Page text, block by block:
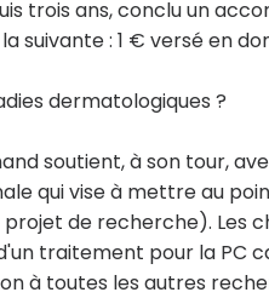
trois ans, conclu un
suivante : 1 € versé en
dermatologiques ?
soutient, à son tour,
qui vise à mettre au
projet de recherche).
traitement pour la PC
à toutes les autres